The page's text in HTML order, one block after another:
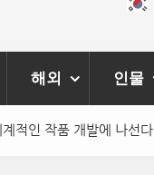
해외 인물
적인 작품 개발에 나선다